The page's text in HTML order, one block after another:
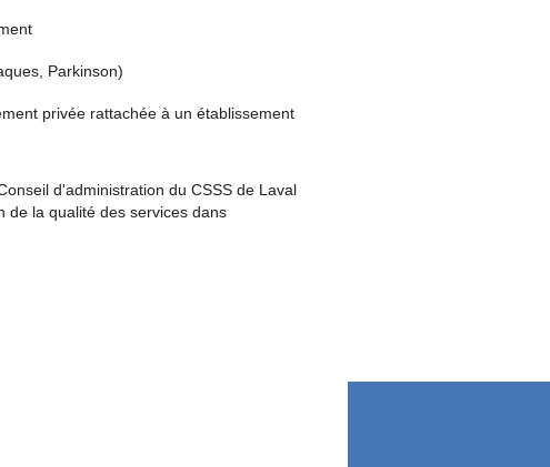
Parkinson)
privée rattachée à un établissement
d'administration du CSSS de Laval
de la qualité des services dans